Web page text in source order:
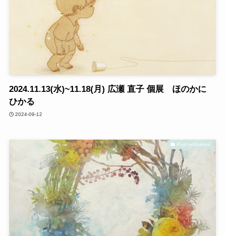
2024.11.13(水)~11.18(月) 広瀬 直子 個展 ほのかに
ひかる
2024-09-12
Past exhibitions